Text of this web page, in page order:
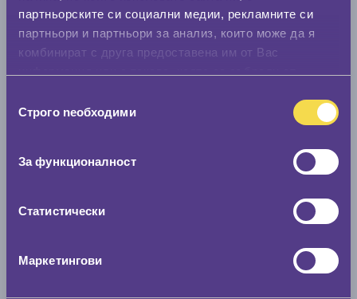
партньорските си социални медии, рекламните си
партньори и партньори за анализ, които може да я
комбинират с друга предоставена им от Вас
наСтрого nеобходими
За функционалност
Статистически
Маркетингови
Стар размер
0 мм.
Скоростомер при 100